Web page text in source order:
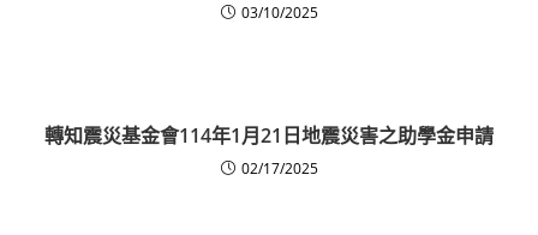
03/10/2025
轉知震災基金會114年1月21日地震災害之助學金申請
02/17/2025